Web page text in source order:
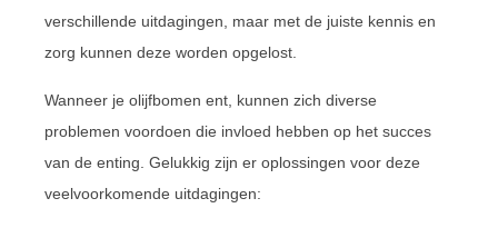
verschillende uitdagingen, maar met de juiste kennis en
zorg kunnen deze worden opgelost.
Wanneer je olijfbomen ent, kunnen zich diverse
problemen voordoen die invloed hebben op het succes
van de enting. Gelukkig zijn er oplossingen voor deze
veelvoorkomende uitdagingen: